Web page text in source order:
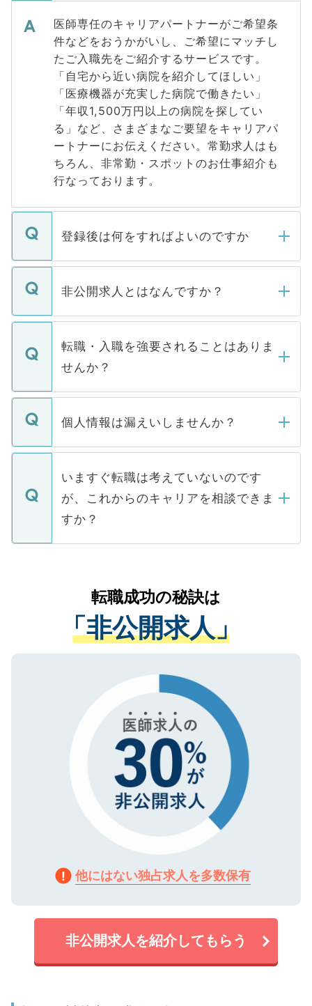
医師専任のキャリアパートナーがご希望条
件などをおうかがいし、ご希望にマッチし
たご入職先をご紹介するサービスです。
「自宅から近い病院を紹介してほしい」
「医療機器が充実した病院で働きたい」
「年収1,500万円以上の病院を探してい
る」など、さまざまなご要望をキャリアパ
ートナーにお伝えください。常勤求人はも
ちろん、非常勤・スポットのお仕事紹介も
行なっております。
登録後は何をすればよいのですか
ご登録いただきましたら、弊社担当者がご
登録内容を確認し、その後メールもしくは
ます。通常、5営業日以内にはご連絡をせて
いただきますので、しばらくお待ちくださ
非公開求人とはなんですか？
マイナビDOCTORで取り扱っている求人の
うち約3割は、Webサイトからご覧いただ
けない「非公開求人」です。非公開求人は
下記の理由によって、一般には公開してい
ません。
■応募殺到を避けるため 人気のある医療機
関を公にしてしまうと、応募が殺到する場
に、医療機関が求める条件に合った人材の
みを人材紹介会社に依頼するケースが増え
ています。
転職・入職を強要されることはありま
せんか？
転職・入職を強要することは一切ありませ
ん。また、仮に応募先から内定をいただい
定を承諾する必要はありません。内定先へ
の辞退の連絡はキャリアパートナーが行い
個人情報は漏えいしませんか？
個人情報が漏えいすることはありませんの
で、ご安心ください。当サイトからの登録
などで収集したご登録者様の個人情報は、
ご本人のキャリアアップおよび転職活動の
支援を目的に使用いたします。お預かりし
ているすべての個人データはご本人の許可
は、個人情報の取り扱いについての厳密な
管理基準を満たした事業者のみに付与され
る、プライバシーマークを取得済みです。
で、機密保持に関してもご安心ください。
いますぐ転職は考えていないのです
が、これからのキャリアを相談できま
すか？
かがいして、現在の医療機関の状況や紹介
経験をまじえながら、適切なアドバイスを
させていただきます。すぐにご転職をされ
ない方には、長期的なサポートが可能です
ので、まずはご登録ください。
転職成功の秘訣は
「非公開求人」
他にはない独占求人を多数保有
非公開求人を紹介してもらう